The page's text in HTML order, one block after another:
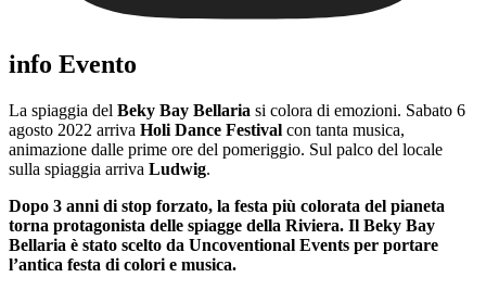
info Evento
La spiaggia del Beky Bay Bellaria si colora di emozioni. Sabato 6
agosto 2022 arriva Holi Dance Festival con tanta musica,
animazione dalle prime ore del pomeriggio. Sul palco del locale
sulla spiaggia arriva Ludwig.
Dopo 3 anni di stop forzato, la festa più colorata del pianeta
torna protagonista delle spiagge della Riviera. Il Beky Bay
Bellaria è stato scelto da Uncoventional Events per portare
l’antica festa di colori e musica.